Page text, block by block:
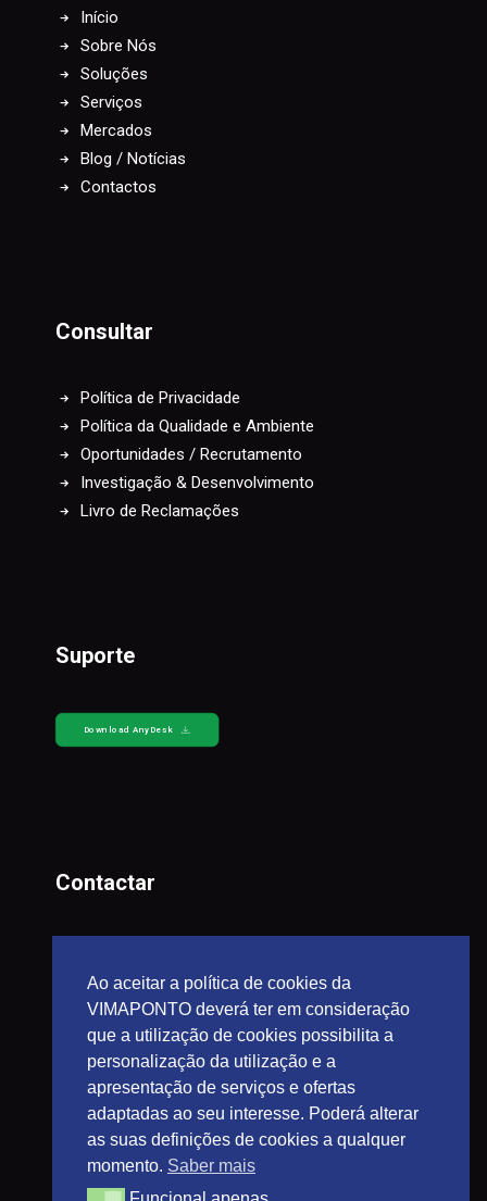
Início
Sobre Nós
Soluções
Serviços
Mercados
Blog / Notícias
Contactos
Consultar
Política de Privacidade
Política da Qualidade e Ambiente
Oportunidades / Recrutamento
Investigação & Desenvolvimento
Livro de Reclamações
Suporte
Download AnyDesk
Contactar
dep.comercial@vimaponto.pt
dep.contabilidade@vimaponto.pt
253 424 570
(Chamada para a rede fixa nacional)
Ao aceitar a política de cookies da
VIMAPONTO deverá ter em consideração
que a utilização de cookies possibilita a
personalização da utilização e a
apresentação de serviços e ofertas
adaptadas ao seu interesse. Poderá alterar
as suas definições de cookies a qualquer
momento. Saber mais